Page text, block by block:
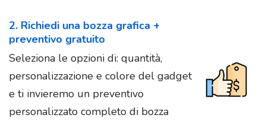
2. Richiedi una bozza grafica +
preventivo gratuito
Seleziona le opzioni di: quantità,
personalizzazione e colore del gadget
e ti invieremo un preventivo
personalizzato completo di bozza